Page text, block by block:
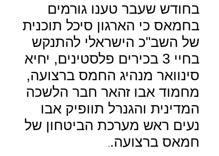
בחודש שעבר טענו גורמים
בחמאס כי הארגון סיכל תוכנית
של השב"כ הישראלי להתנקש
בחיי 3 בכירים פלסטינים, יחיא
סינוואר מנהיג החמס ברצועה,
מחמוד אבו זהאר חבר הלשכה
המדינית והגנרל תוופיק אבו
נעים ראש מערכת הביטחון של
חמאס ברצועה..